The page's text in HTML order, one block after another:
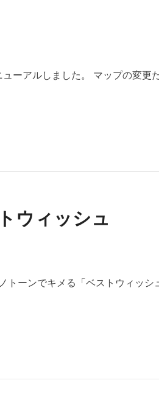
ーアルしました。 マップの変更
ウィッシュ
トーンでキメる「ベストウィッシ